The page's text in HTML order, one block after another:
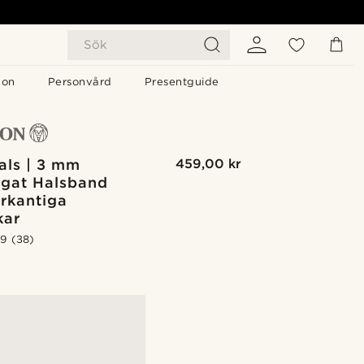
Sök
Personvård Presentguide
| 3 mm
Halsband
459,00 kr
(38)